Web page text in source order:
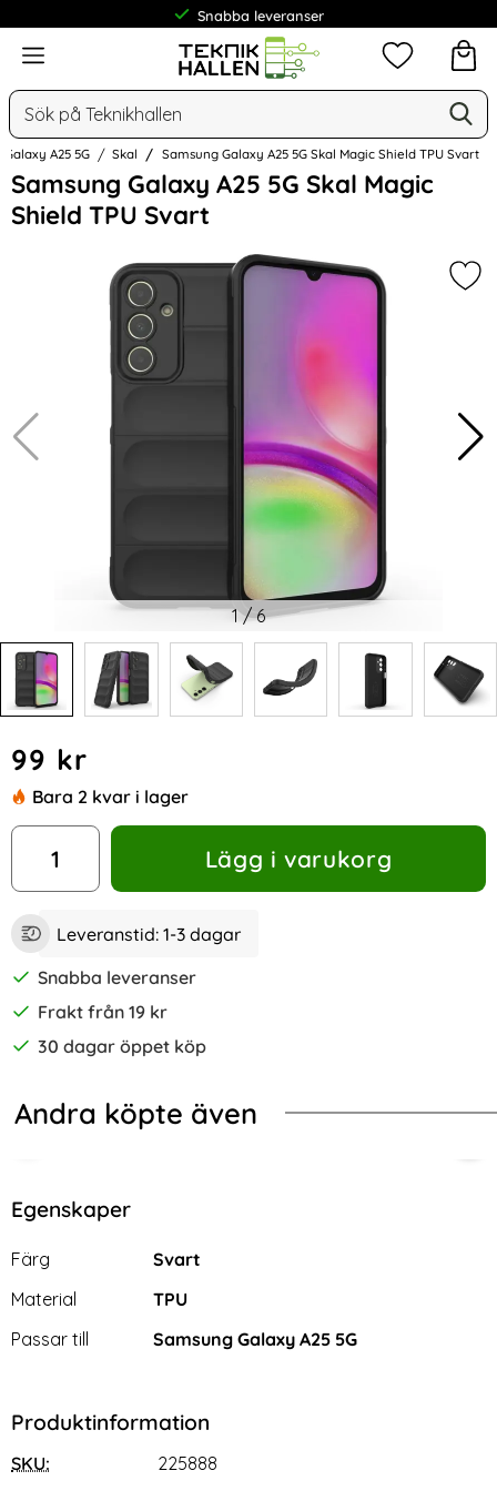
Frakt från 19 kr
Meny
Sök
Mina
Galaxy A25 5G Skal Samsung Galaxy A25 5G Skal Magic Shield TPU Svart
Samsung Galaxy A25 5G Skal Magic
Shield TPU Svart
Hoppa
över
Bilder
1/6
pris
99 kr
Bara 2 kvar i lager
antal
Lägg i varukorg
Leveranstid: 1-3 dagar
Snabba leveranser
Frakt från 19 kr
30 dagar öppet köp
Andra köpte även
Armor Blå
Galaxy A25 5G Skal Magic Shield TPU Ljus Blå
Samsung Galaxy A25 5G
Egenskaper
Egenskaper/attribut för denna produkt
Attribut
Färg
Svart
Material
TPU
Passar till
Samsung Galaxy A25 5G
Produktinformation
SKU: 225888